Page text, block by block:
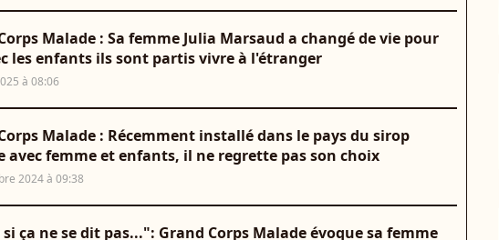
Malade : Sa femme Julia Marsaud a changé de vie pour
les enfants ils sont partis vivre à l'étranger
à 08:06
Malade : Récemment installé dans le pays du sirop
avec femme et enfants, il ne regrette pas son choix
2024 à 09:38
ça ne se dit pas...": Grand Corps Malade évoque sa femme